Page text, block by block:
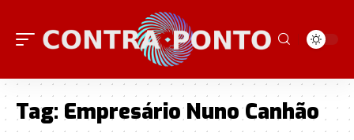
Tag: Empresário Nuno Canhão